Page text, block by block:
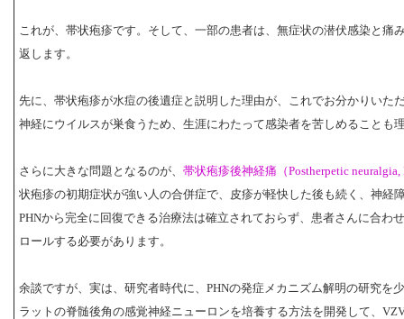
これが、帯状疱疹です。そして、一部の患者は、無症状の潜伏感染と痛
返します。
先に、帯状疱疹が水痘の後遺症と説明した理由が、これでお分かりいた
神経にウイルスが巣食うため、生涯にわたって感染者を苦しめることも
さらに大きな問題となるのが、 帯状疱疹後神経痛（Postherpetic neuralgia,
状疱疹の初期症状が強い人の合併症で、皮疹が軽快した後も続く、神経
PHNから完全に回復できる治療法は確立されておらず、患者さんに合わ
ロールする必要があります。
余談ですが、実は、研究者時代に、PHNの発症メカニズム解明の研究を
ラットの脊髄後角の感覚神経ニューロンを培養する方法を開発して、